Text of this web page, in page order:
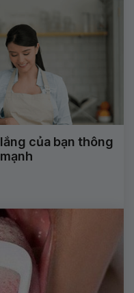
của bạn thông